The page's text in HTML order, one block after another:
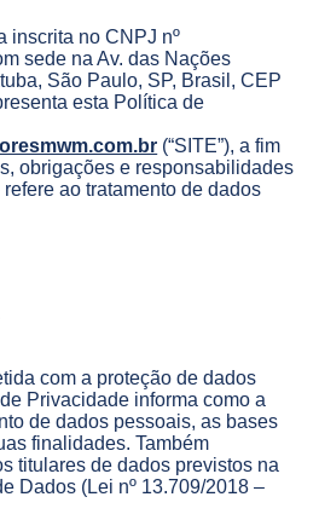
inscrita no CNPJ nº
sede na Av. das Nações
São Paulo, SP, Brasil, CEP
esta Política de
(“SITE”), a fim
obrigações e responsabilidades
ao tratamento de dados
com a proteção de dados
Privacidade informa como a
de dados pessoais, as bases
finalidades. Também
titulares de dados previstos na
Dados (Lei nº 13.709/2018 –